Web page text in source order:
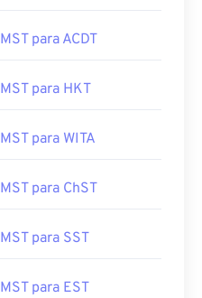
MST para ACDT
MST para HKT
MST para WITA
MST para ChST
MST para SST
MST para EST